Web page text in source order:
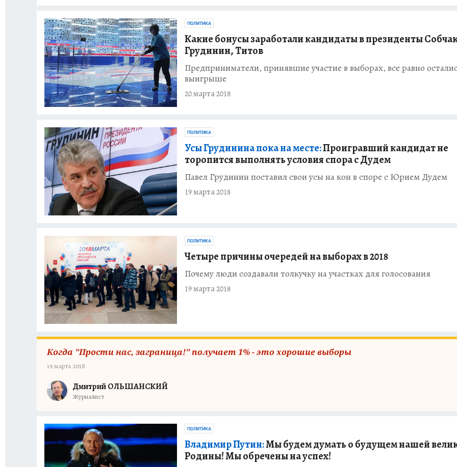
ПОЛИТИКА
Какие бонусы заработали кандидаты в президенты
Грудинин, Титов
Предприниматели, принявшие участие в выборах, все равно
выигрыше
20 марта 2018
ПОЛИТИКА
Усы Грудинина пока на месте:Проигравший кандидат не
торопится выполнять условия спора с Дудем
Павел Грудинин поставил свои усы на кон в споре с Юрием Дудем
19 марта 2018
ПОЛИТИКА
Четыре причины очередей на выборах в 2018
Почему люди создавали толкучку на участках для голосования
19 марта 2018
Когда "Прости нас, заграница!" получает 1% - это хорошие выборы
19 марта 2018
Дмитрий ОЛЬШАНСКИЙ
Журналист
ПОЛИТИКА
Владимир Путин:Мы будем думать о будущем нашей
Родины! Мы обречены на успех!